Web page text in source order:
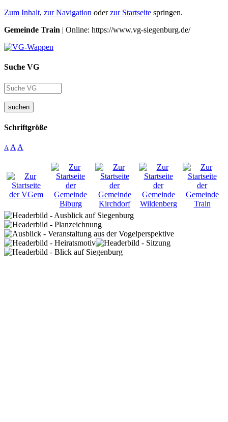
Zum Inhalt, zur Navigation oderzur Startseite springen.
Gemeinde Train | Online: https://www.vg-siegenburg.de/
Suche VG
suchen
Schriftgröße
A A A